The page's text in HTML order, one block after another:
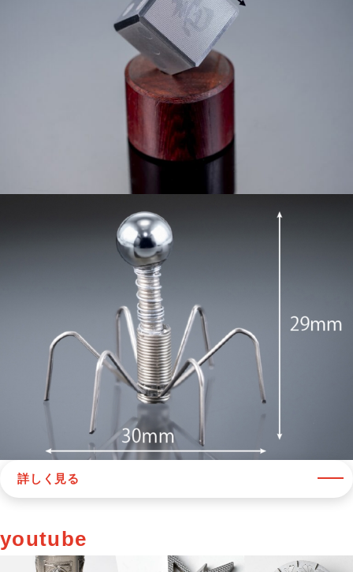
詳しく見る
youtube